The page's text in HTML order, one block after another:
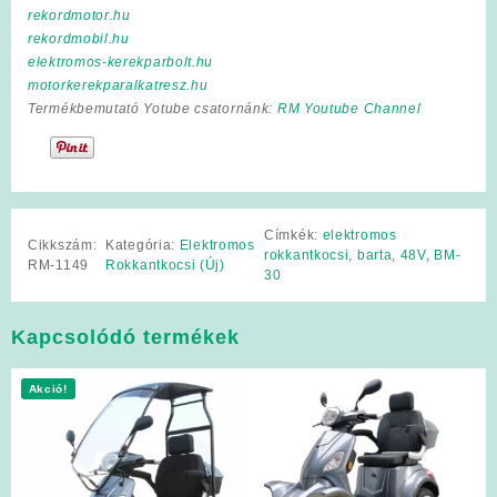
rekordmotor.hu
rekordmobil.hu
elektromos-kerekparbolt.hu
motorkerekparalkatresz.hu
Termékbemutató Yotube csatornánk: RM Youtube Channel
Cikkszám:
RM-1149
Kategória: Elektromos
Rokkantkocsi (Új)
Címkék: elektromos
rokkantkocsi, barta, 48V, BM-
30
Kapcsolódó termékek
Akció!